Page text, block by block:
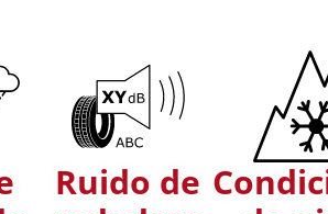
Ruido de